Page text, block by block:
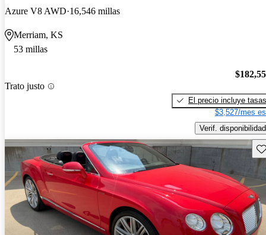
Azure V8 AWD 16,546 millas
Merriam, KS
53 millas
Trato justo
El precio incluye tasas
$3,527/mes
Verif. disponibilidad